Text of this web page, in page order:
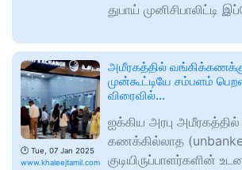
துபாய் முனிசிபாலிட்டி
🕑 Tue, 07 Jan 2025
www.khaleejtamil.com
அமீரகத்தில்
முன்கூட்டியே சம்பளம்
விரைவில்…
ஐக்கிய அரபு
கணக்கில்லாத
குடியிருப்பாளர்களின்